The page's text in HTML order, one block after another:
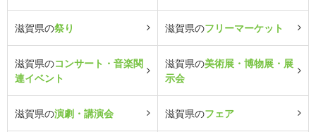
滋賀県の祭り 滋賀県のフリーマーケット
滋賀県のコンサート・音楽関
連イベント
滋賀県の美術展・博物展・展
示会
滋賀県の演劇・講演会 滋賀県のフェア